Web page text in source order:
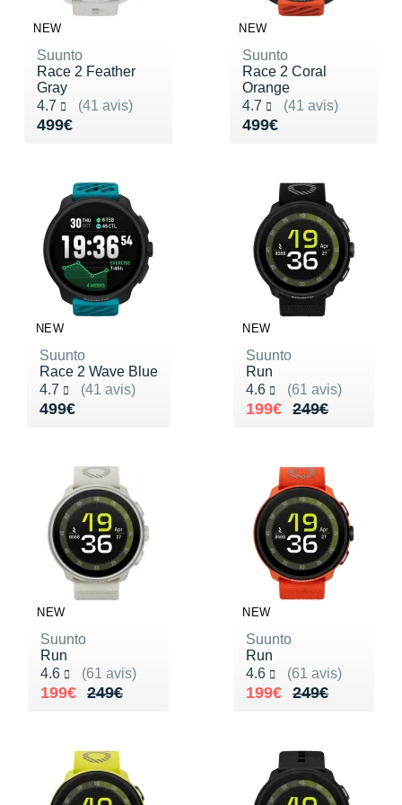
NEW
Suunto
Race 2 Feather
Gray
4.7
(41 avis)
Noté 4.7 sur 5
499€
Vendu 499€
NEW
Suunto
Race 2 Coral
Orange
4.7
(41 avis)
Noté 4.7 sur 5
499€
Vendu 499€
NEW
Suunto
Race 2 Wave Blue
4.7
(41 avis)
Noté 4.7 sur 5
499€
Vendu 499€
NEW
Suunto
Run
4.6
(61 avis)
Noté 4.6 sur 5
249€
Au lieu de 249€
199€
Vendu 199€
NEW
Suunto
Run
4.6
(61 avis)
Noté 4.6 sur 5
249€
Au lieu de 249€
199€
Vendu 199€
NEW
Suunto
Run
4.6
(61 avis)
Noté 4.6 sur 5
249€
Au lieu de 249€
199€
Vendu 199€